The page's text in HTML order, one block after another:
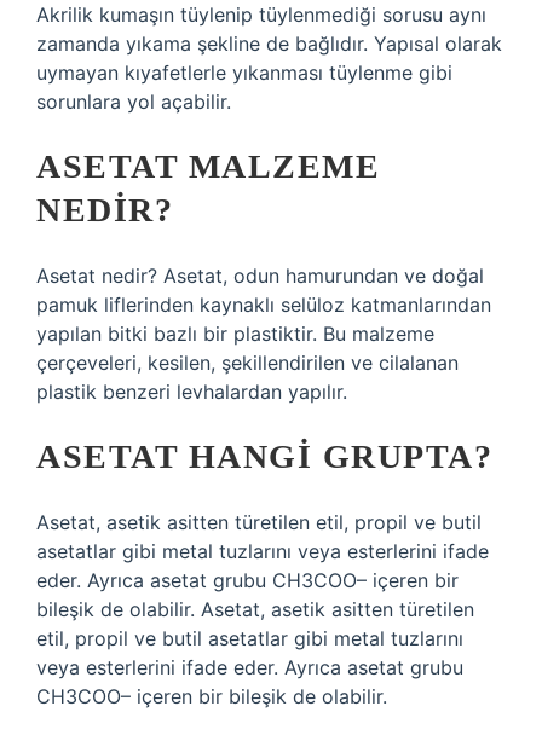
Akrilik kumaşın tüylenip tüylenmediği sorusu aynı
zamanda yıkama şekline de bağlıdır. Yapısal olarak
uymayan kıyafetlerle yıkanması tüylenme gibi
sorunlara yol açabilir.
ASETAT MALZEME
NEDIR?
Asetat nedir? Asetat, odun hamurundan ve doğal
pamuk liflerinden kaynaklı selüloz katmanlarından
yapılan bitki bazlı bir plastiktir. Bu malzeme
çerçeveleri, kesilen, şekillendirilen ve cilalanan
plastik benzeri levhalardan yapılır.
ASETAT HANGI GRUPTA?
Asetat, asetik asitten türetilen etil, propil ve butil
asetatlar gibi metal tuzlarını veya esterlerini ifade
eder. Ayrıca asetat grubu CH3COO– içeren bir
bileşik de olabilir. Asetat, asetik asitten türetilen
etil, propil ve butil asetatlar gibi metal tuzlarını
veya esterlerini ifade eder. Ayrıca asetat grubu
CH3COO– içeren bir bileşik de olabilir.